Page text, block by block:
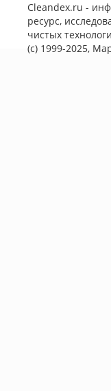
Cleandex.ru -
ресурс,
чистых
(с) 1999-2025,